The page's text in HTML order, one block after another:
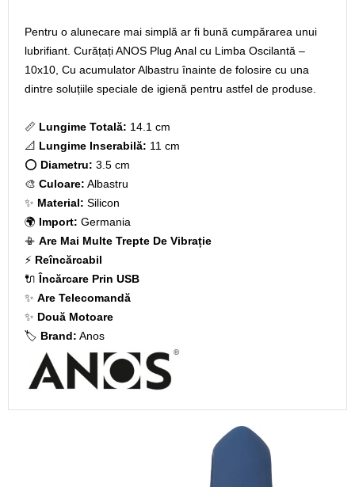
Pentru o alunecare mai simplă ar fi bună cumpărarea unui
lubrifiant. Curățați ANOS Plug Anal cu Limba Oscilantă –
10x10, Cu acumulator Albastru înainte de folosire cu una
dintre soluțiile speciale de igienă pentru astfel de produse.
📏 Lungime Totală: 14.1 cm
📐 Lungime Inserabilă: 11 cm
⭕ Diametru: 3.5 cm
🎨 Culoare: Albastru
✨ Material: Silicon
🌍 Import: Germania
📳 Are Mai Multe Trepte De Vibrație
⚡ Reîncărcabil
🔌 Încărcare Prin USB
✨ Are Telecomandă
✨ Două Motoare
🏷️ Brand: Anos